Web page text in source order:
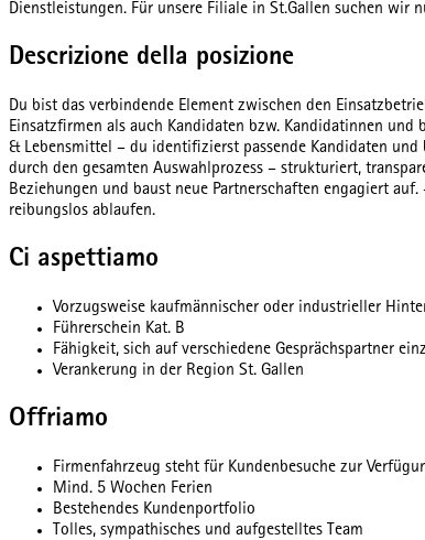
Dienstleistungen. Für unsere Filiale in St.Gallen suchen
Descrizione della posizione
Du bist das verbindende Element zwischen den
Einsatzfirmen als auch Kandidaten bzw. Kandidatinnen
& Lebensmittel – du identifizierst passende Kandidaten
durch den gesamten Auswahlprozess – strukturiert,
Beziehungen und baust neue Partnerschaften engagiert
reibungslos ablaufen.
Ci aspettiamo
Vorzugsweise kaufmännischer oder industrieller
Führerschein Kat. B
Fähigkeit, sich auf verschiedene Gesprächspartner
Verankerung in der Region St. Gallen
Offriamo
Firmenfahrzeug steht für Kundenbesuche zur
Mind. 5 Wochen Ferien
Bestehendes Kundenportfolio
Tolles, sympathisches und aufgestelltes Team